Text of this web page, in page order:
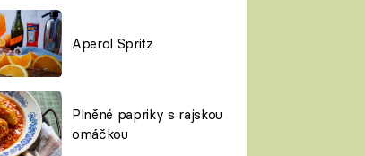
Aperol Spritz
Plněné papriky s rajskou
omáčkou